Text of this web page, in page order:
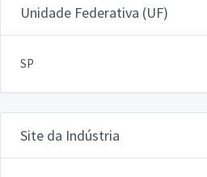
Unidade Federativa (UF)
SP
Site da Indústria